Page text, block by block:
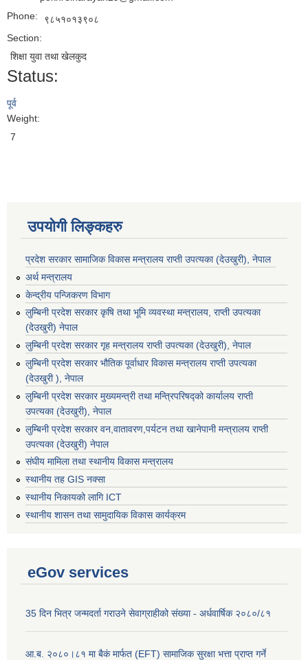
Phone:
९८५१०१३९०८
Section:
शिक्षा युवा तथा खेलकुद
Status:
पूर्व
Weight:
7
उपयोगी लिङ्कहरु
प्रदेश सरकार सामाजिक विकास मन्‍‍त्रालय राप्ती उपत्यका (देउखुरी), नेपाल
अर्थ मन्त्रालय
केन्द्रीय पन्जिकरण विभाग
लुम्बिनी प्रदेश सरकार कृषि तथा भूमि व्यवस्था मन्त्रालय, राप्ती उपत्यका
(देउखुरी) नेपाल
लुम्बिनी प्रदेश सरकार गृह मन्त्रालय राप्ती उपत्यका (देउखुरी), नेपाल
लुम्बिनी प्रदेश सरकार भौतिक पूर्वाधार विकास मन्त्रालय राप्ती उपत्यका
(देउखुरी ), नेपाल
लुम्बिनी प्रदेश सरकार मुख्यमन्त्री तथा मन्त्रिपरिषद्को कार्यालय राप्ती
उपत्यका (देउखुरी), नेपाल
लुम्बिनी प्रदेश सरकार वन,वातावरण,पर्यटन तथा खानेपानी मन्त्रालय राप्ती
उपत्यका (देउखुरी) नेपाल
संघीय मामिला तथा स्थानीय विकास मन्त्रालय
स्थानीय तह GIS नक्सा
स्थानीय निकायको लागि ICT
स्थानीय शासन तथा सामुदायिक विकास कार्यक्रम
eGov services
35 दिन भित्र जन्मदर्ता गराउने सेवाग्राहीको संख्या - अर्धवार्षिक २०८०/८१
आ.ब. २०८०।८१ मा बैकं मार्फत (EFT) सामाजिक सुरक्षा भत्ता प्राप्त गर्ने